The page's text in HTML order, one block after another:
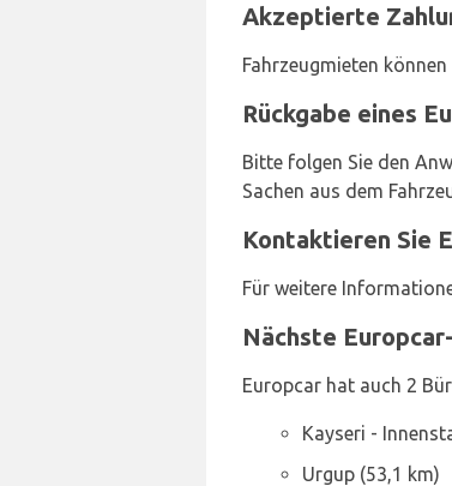
Akzeptierte
Fahrzeugmieten
Rückgabe eines
Bitte folgen Sie den
Sachen aus dem
Kontaktieren Sie
Für weitere
Nächste
Europcar hat auch 2
Kayseri -
Urgup (53,1 km)